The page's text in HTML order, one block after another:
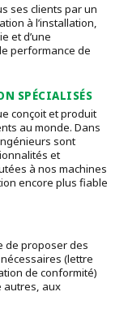
ses clients par un
à l’installation,
et d’une
performance de
SPÉCIALISÉS
conçoit et produit
au monde. Dans
sont
et
à nos machines
encore plus fiable
de proposer des
(lettre
de conformité)
autres, aux